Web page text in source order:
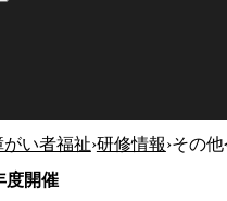
がい者福祉›研修情報›その
度開催